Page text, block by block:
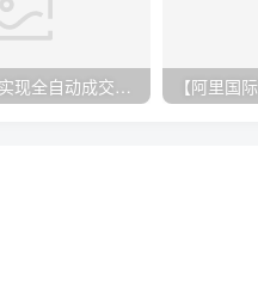
日入2000+，实现全自动成交，B站无脑挂机躺平3.0，当天操作当天见收益，实现睡后有收益